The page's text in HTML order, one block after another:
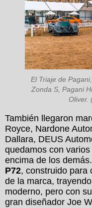
El Triaje de
Zonda S, Pagani
Oliver.
También llegaron
Royce, Nardone
Dallara, DEUS
quedamos con
encima de los
P72, construido para
de la marca,
moderno, pero con
gran diseñador Joe